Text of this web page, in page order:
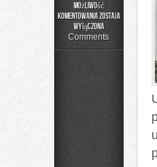
Możliwość
komentowania
Poradnik
Prania
została
wyłączona
Comments